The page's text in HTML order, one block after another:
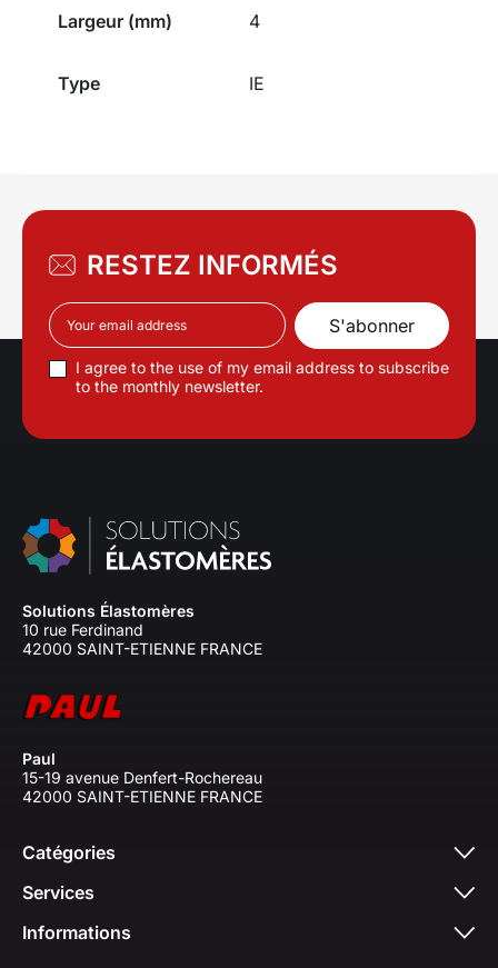
Largeur (mm) 4
Type IE
RESTEZ INFORMÉS
I agree to the use of my email address to subscribe
to the monthly newsletter.
Solutions Élastomères
10 rue Ferdinand
42000 SAINT-ETIENNE FRANCE
Paul
15-19 avenue Denfert-Rochereau
42000 SAINT-ETIENNE FRANCE
Catégories
Services
Informations